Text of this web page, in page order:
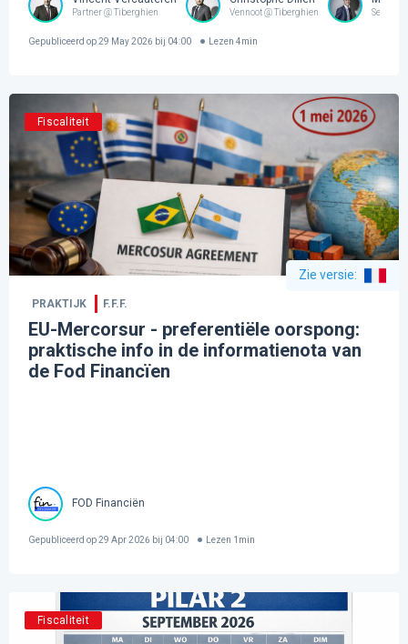
Partner @ Tiberghien Vennoot @ Tiberghien Senior
Gepubliceerd op29 May 2026 bij 04:00 Lezen 4min
Fiscaliteit
Zie versie:
PRAKTIJK F.F.F.
EU-Mercorsur - preferentiële oorspong:
praktische info in de informatienota van
de Fod Financïen
FOD Financiën
Gepubliceerd op29 Apr 2026 bij 04:00 Lezen 1 min
Fiscaliteit